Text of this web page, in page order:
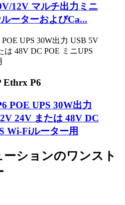
12V マルチ出力ミニ
ーターおよびCa...
Ethrx P6
POE UPS 30W出力
24V または 48V DC
Wi-Fiルーター用
ションのワンスト